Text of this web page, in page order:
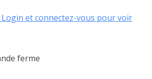
et connectez-vous pour voir
ferme